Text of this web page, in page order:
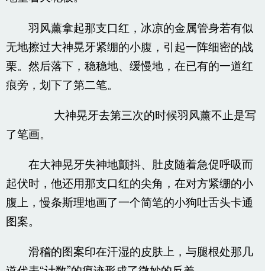
羽风薰拿起那支口红，冰凉的金属管身若有似
无地擦过大神晃牙紧绷的小腹，引起一阵细密的战
栗。然后落下，稳稳地、缓慢地，在已有的一道红
痕旁，划下了第二笔。
大神晃牙去第三次的时候羽风薰不止是写
了笔画。
在大神晃牙失神地颤抖、肚皮随着急促呼吸而
起伏时，他还用那支口红的尖角，在对方紧绷的小
腹上，慢条斯理地画了一个简笔的小狗吐舌头卡通
图案。
滑稽的图案印在汗湿的皮肤上，与腿根处那几